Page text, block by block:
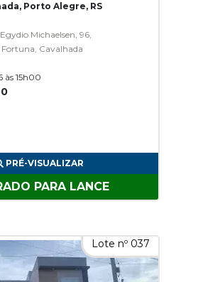
Porto Alegre, RS
Michaelsen, 96,
Cavalhada
às 15h00
PRÉ-VISUALIZAR
PARA LANCE
Lote nº 037